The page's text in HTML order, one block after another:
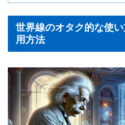
世界線のオタク的な使
用方法